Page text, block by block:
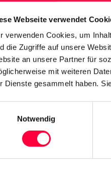
Webseite verwendet
verwenden Cookies, um
die Zugriffe auf unsere
an unsere Partner für
mit weiteren
Dienste gesammelt haben.
Notwendig